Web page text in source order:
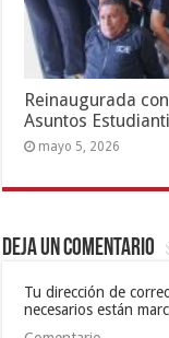
Reinaugurada
Asuntos
mayo 5, 2026
Deja un comentario
Tu dirección de
necesarios están